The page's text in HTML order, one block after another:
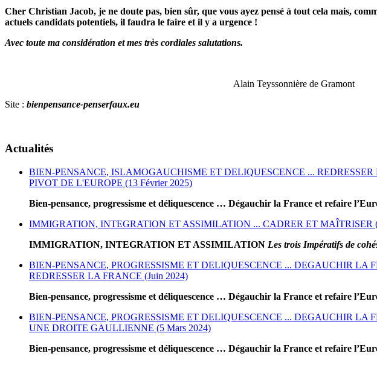
Cher Christian Jacob, je ne doute pas, bien sûr, que vous ayez pensé à tout cela mais,
actuels candidats potentiels, il faudra le faire et il y a urgence !
Avec toute ma considération et mes très cordiales salutations.
Alain Teyssonnière de Gramont
Site : bienpensance-penserfaux.eu
Actualités
BIEN-PENSANCE, ISLAMOGAUCHISME ET DELIQUESCENCE ...
PIVOT DE L'EUROPE (13 Février 2025)
Bien-pensance, progressisme et déliquescence … Dégauchir la France et refaire
IMMIGRATION, INTEGRATION ET ASSIMILATION ... CADRER ET MAÎTRISER
IMMIGRATION, INTEGRATION ET ASSIMILATION Les trois Impératifs de
BIEN-PENSANCE, PROGRESSISME ET DELIQUESCENCE ... DEGAUCHIR
REDRESSER LA FRANCE (Juin 2024)
Bien-pensance, progressisme et déliquescence … Dégauchir la France et refaire
BIEN-PENSANCE, PROGRESSISME ET DELIQUESCENCE ... DEGAUCHIR LA
UNE DROITE GAULLIENNE (5 Mars 2024)
Bien-pensance, progressisme et déliquescence … Dégauchir la France et refaire